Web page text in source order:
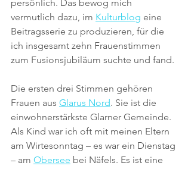
persönlich. Das bewog mich
vermutlich dazu, im Kulturblog eine
Beitragsserie zu produzieren, für die
ich insgesamt zehn Frauenstimmen
zum Fusionsjubiläum suchte und fand.
Die ersten drei Stimmen gehören
Frauen aus Glarus Nord. Sie ist die
einwohnerstärkste Glarner Gemeinde.
Als Kind war ich oft mit meinen Eltern
am Wirtesonntag – es war ein Dienstag
– am Obersee bei Näfels. Es ist eine